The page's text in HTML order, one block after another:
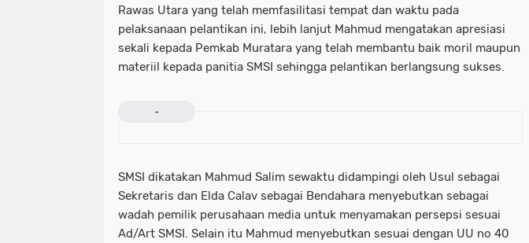
Rawas Utara yang telah memfasilitasi tempat dan waktu pada
pelaksanaan pelantikan ini, lebih lanjut Mahmud mengatakan apresiasi
sekali kepada Pemkab Muratara yang telah membantu baik moril maupun
materiil kepada panitia SMSI sehingga pelantikan berlangsung sukses.
-
SMSI dikatakan Mahmud Salim sewaktu didampingi oleh Usul sebagai
Sekretaris dan Elda Calav sebagai Bendahara menyebutkan sebagai
wadah pemilik perusahaan media untuk menyamakan persepsi sesuai
Ad/Art SMSI. Selain itu Mahmud menyebutkan sesuai dengan UU no 40